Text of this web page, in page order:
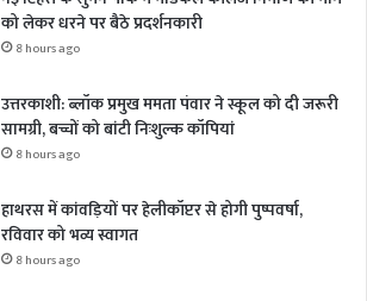
को लेकर धरने पर बैठे प्रदर्शनकारी
8 hours ago
उत्तरकाशी: ब्लॉक प्रमुख ममता पंवार ने स्कूल को दी जरूरी
सामग्री, बच्चों को बांटी निःशुल्क कॉपियां
8 hours ago
हाथरस में कांवड़ियों पर हेलीकॉप्टर से होगी पुष्पवर्षा,
रविवार को भव्य स्वागत
8 hours ago